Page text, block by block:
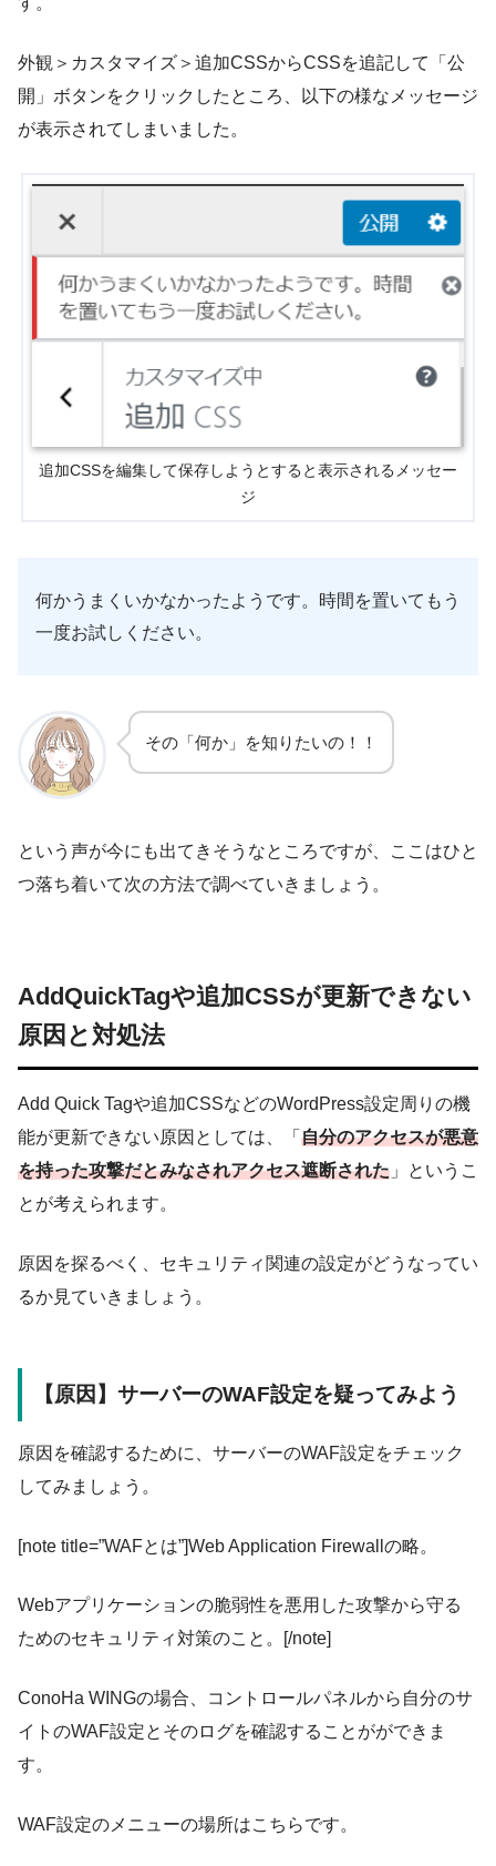
外観＞カスタマイズ＞追加CSSからCSSを追記して「公
開」ボタンをクリックしたところ、以下の様なメッセージ
が表示されてしまいました。
追加CSSを編集して保存しようとすると表示されるメッセー
ジ
何かうまくいかなかったようです。時間を置いてもう
一度お試しください。
その「何か」を知りたいの！！
という声が今にも出てきそうなところですが、ここはひと
つ落ち着いて次の方法で調べていきましょう。
AddQuickTagや追加CSSが更新できない
原因と対処法
Add Quick Tagや追加CSSなどのWordPress設定周りの機
能が更新できない原因としては、「 自分のアクセスが悪意
を持った攻撃だとみなされアクセス遮断された 」というこ
とが考えられます。
原因を探るべく、セキュリティ関連の設定がどうなってい
るか見ていきましょう。
【原因】サーバーのWAF設定を疑ってみよう
原因を確認するために、サーバーのWAF設定をチェック
してみましょう。
[note title=”WAFとは”]Web Application Firewallの略。
Webアプリケーションの脆弱性を悪用した攻撃から守る
ためのセキュリティ対策のこと。[/note]
ConoHa WINGの場合、コントロールパネルから自分のサ
イトのWAF設定とそのログを確認することがができま
す。
WAF設定のメニューの場所はこちらです。